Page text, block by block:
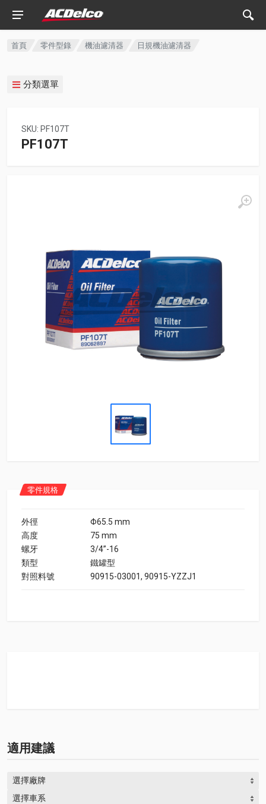
首頁 零件型錄 機油濾清器 日規機油濾清器
分類選單
SKU: PF107T
PF107T
零件規格
外徑
Φ65.5 mm
高度
75 mm
螺牙
3/4”-16
類型
鐵罐型
對照料號
90915-03001, 90915-YZZJ1
適用建議
選擇廠牌
選擇車系